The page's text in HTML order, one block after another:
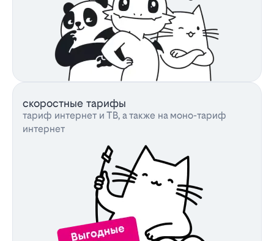
скоростные тарифы
тариф интернет и ТВ, а также на моно-тариф
интернет